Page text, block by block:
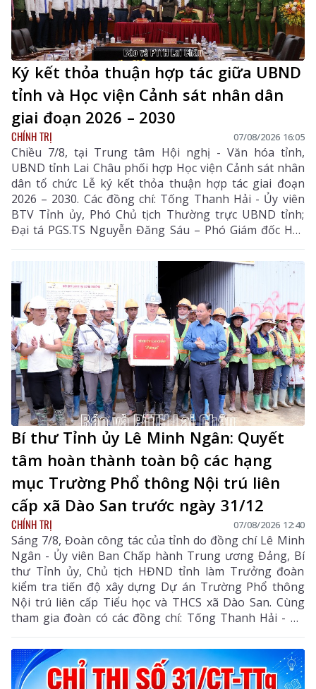
Ký kết thỏa thuận hợp tác giữa UBND
tỉnh và Học viện Cảnh sát nhân dân
giai đoạn 2026 – 2030
CHÍNH TRỊ 07/08/2026 16:05
Chiều 7/8, tại Trung tâm Hội nghị - Văn hóa tỉnh,
UBND tỉnh Lai Châu phối hợp Học viện Cảnh sát nhân
dân tổ chức Lễ ký kết thỏa thuận hợp tác giai đoạn
2026 – 2030. Các đồng chí: Tống Thanh Hải - Ủy viên
BTV Tỉnh ủy, Phó Chủ tịch Thường trực UBND tỉnh;
Đại tá PGS.TS Nguyễn Đăng Sáu – Phó Giám đốc Học
viện Cảnh sát nhân dân đồng chủ trì lễ ký kết.
Bí thư Tỉnh ủy Lê Minh Ngân: Quyết
tâm hoàn thành toàn bộ các hạng
mục Trường Phổ thông Nội trú liên
cấp xã Dào San trước ngày 31/12
CHÍNH TRỊ 07/08/2026 12:40
Sáng 7/8, Đoàn công tác của tỉnh do đồng chí Lê Minh
Ngân - Ủy viên Ban Chấp hành Trung ương Đảng, Bí
thư Tỉnh ủy, Chủ tịch HĐND tỉnh làm Trưởng đoàn
kiểm tra tiến độ xây dựng Dự án Trường Phổ thông
Nội trú liên cấp Tiểu học và THCS xã Dào San. Cùng
tham gia đoàn có các đồng chí: Tống Thanh Hải - Uỷ
viên Ban Thường vụ Tỉnh ủy, Phó Chủ tịch Thường
trực UBND tỉnh; Lê Đức Dục - Ủy viên Ban Thường vụ,
Trưởng Ban Tuyên giáo và Dân vận Tỉnh ủy; lãnh đạo
một số sở, ngành liên quan và xã Dào San.